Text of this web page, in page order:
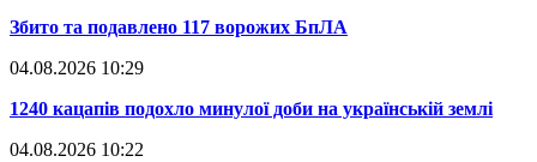
​Збито та подавлено 117 ворожих БпЛА
04.08.2026 10:29
​1240 кацапів подохло минулої доби на українській землі
04.08.2026 10:22